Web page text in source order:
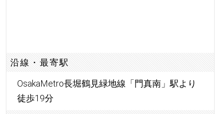
沿線・最寄駅
OsakaMetro長堀鶴見緑地線「門真南」駅より
徒歩19分